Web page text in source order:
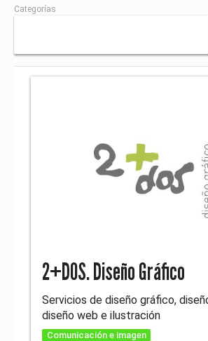
Categorías
2+DOS. Diseño Gráfico
Servicios de diseño gráfico,
diseño web e ilustración
Comunicación e imagen